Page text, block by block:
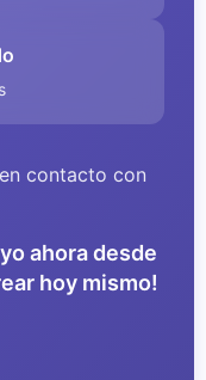
contacto con
ahora desde
hoy mismo!